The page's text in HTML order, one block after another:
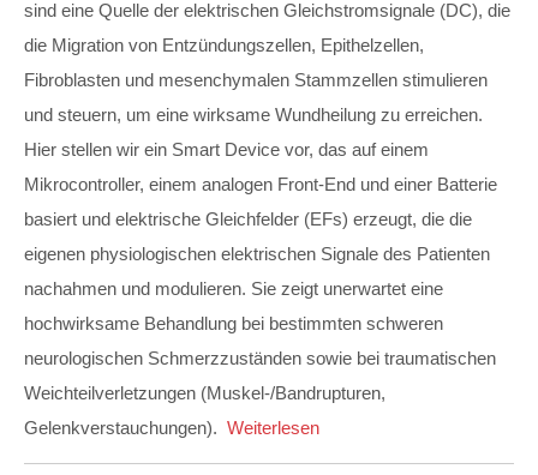
sind eine Quelle der elektrischen Gleichstromsignale (DC), die
die Migration von Entzündungszellen, Epithelzellen,
Fibroblasten und mesenchymalen Stammzellen stimulieren
und steuern, um eine wirksame Wundheilung zu erreichen.
Hier stellen wir ein Smart Device vor, das auf einem
Mikrocontroller, einem analogen Front-End und einer Batterie
basiert und elektrische Gleichfelder (EFs) erzeugt, die die
eigenen physiologischen elektrischen Signale des Patienten
nachahmen und modulieren. Sie zeigt unerwartet eine
hochwirksame Behandlung bei bestimmten schweren
neurologischen Schmerzzuständen sowie bei traumatischen
Weichteilverletzungen (Muskel-/Bandrupturen,
Gelenkverstauchungen). Weiterlesen